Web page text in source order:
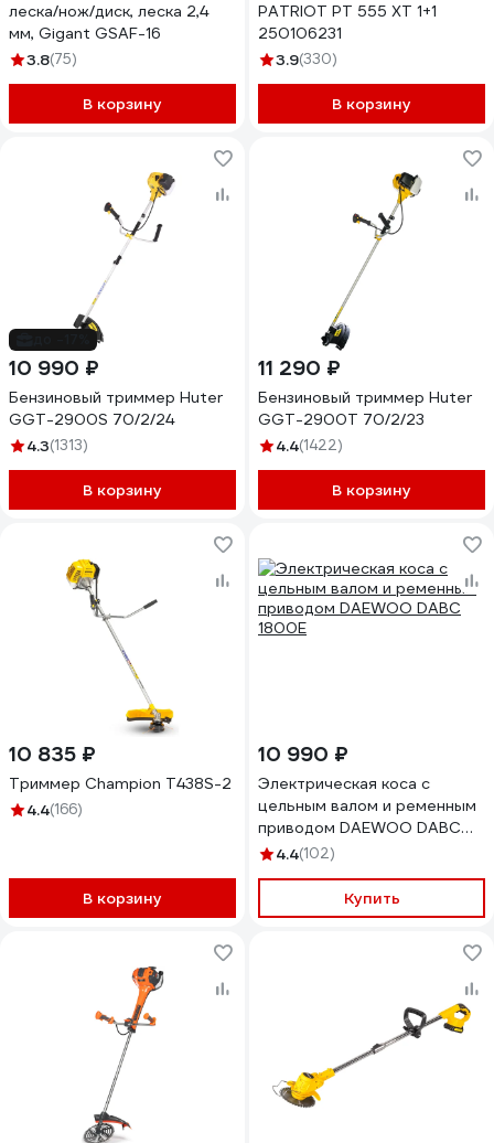
леска/нож/диск, леска 2,4
мм, Gigant GSAF-16
3.8(75)
В корзину
PATRIOT PT 555 XT 1+1
250106231
3.9(330)
В корзину
10 990 ₽
Бензиновый триммер Huter
GGT-2900S 70/2/24
4.3(1313)
В корзину
11 290 ₽
Бензиновый триммер Huter
GGT-2900T 70/2/23
4.4(1422)
В корзину
10 835 ₽
Триммер Champion T438S-2
4.4(166)
В корзину
10 990 ₽
Электрическая коса с
цельным валом и ременным
приводом DAEWOO DABC
1800E
4.4(102)
Купить